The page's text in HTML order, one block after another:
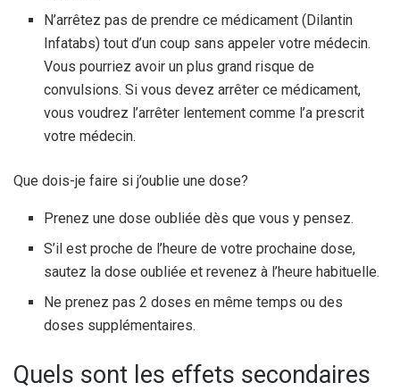
N’arrêtez pas de prendre ce médicament (Dilantin
Infatabs) tout d’un coup sans appeler votre médecin.
Vous pourriez avoir un plus grand risque de
convulsions. Si vous devez arrêter ce médicament,
vous voudrez l’arrêter lentement comme l’a prescrit
votre médecin.
Que dois-je faire si j’oublie une dose?
Prenez une dose oubliée dès que vous y pensez.
S’il est proche de l’heure de votre prochaine dose,
sautez la dose oubliée et revenez à l’heure habituelle.
Ne prenez pas 2 doses en même temps ou des
doses supplémentaires.
Quels sont les effets secondaires